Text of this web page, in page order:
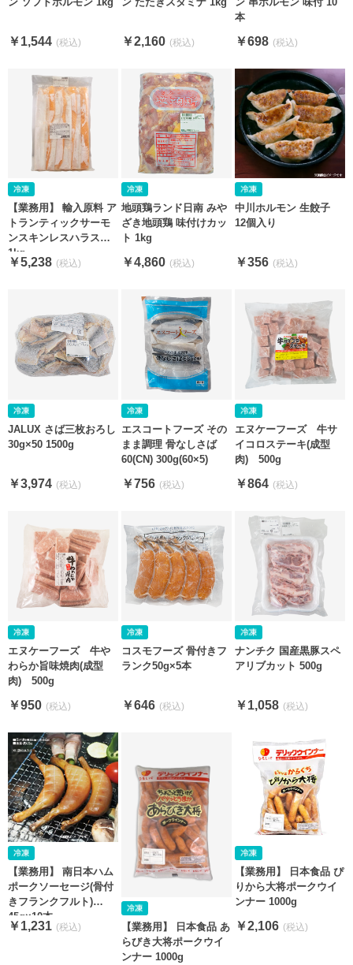
￥1,544 ￥2,160
本
￥698
【業務用】 輸入原料 ア
トランティックサーモ
ンスキンレスハラス
1kg
￥5,238
地頭鶏ランド日南 みや
ざき地頭鶏 味付けカッ
ト 1kg
￥4,860
中川ホルモン 生餃子
12個入り
￥356
JALUX さば三枚おろし
30g×50 1500g
￥3,974
エスコートフーズ その
まま調理 骨なしさば
60(CN) 300g(60×5)
￥756
エヌケーフーズ 牛サ
イコロステーキ(成型
肉) 500g
￥864
エヌケーフーズ 牛や
わらか旨味焼肉(成型
肉) 500g
￥950
コスモフーズ 骨付きフ
ランク50g×5本
￥646
ナンチク 国産黒豚スペ
アリブカット 500g
￥1,058
【業務用】 南日本ハム
ポークソーセージ(骨付
きフランクフルト)
45g×10本
￥1,231
【業務用】 日本食品 あ
らびき大将ポークウイ
ンナー 1000g
【業務用】 日本食品 ぴ
りから大将ポークウイ
ンナー 1000g
￥2,106